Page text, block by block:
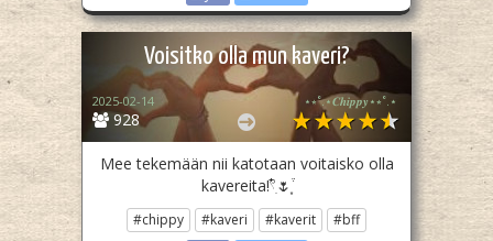
Voisitko olla mun kaveri?
928
2025-02-14 ⋆⭒˚.⋆𝑪𝒉𝒊𝒑𝒑𝒚⋆⭒˚.⋆
Mee tekemään nii katotaan voitaisko olla
kavereita!𓍢ִ໋🌷͙֒
#chippy #kaveri #kaverit
#bff